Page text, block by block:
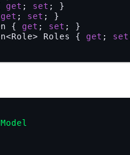
get ; set ; }
get ; set ; }
{ get ; set ; }
Roles { get ; set